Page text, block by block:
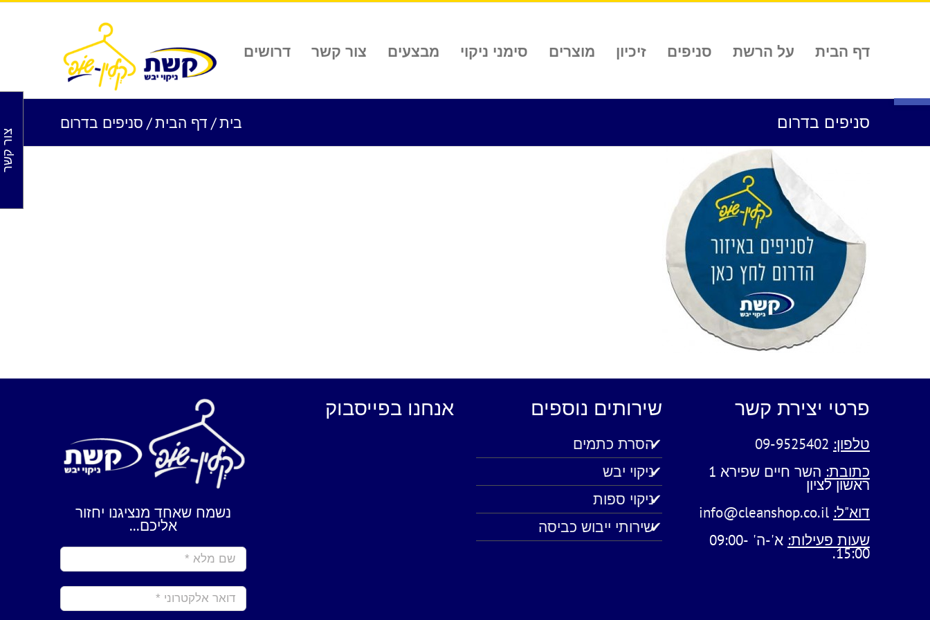
דלג
דף הבית על הרשת סניפים זיכיון מוצרים סימני ניקוי מבצעים צור קשר דרושים
סניפים בדרום בית/ דף הבית/ סניפים בדרום
פרטי יצירת קשר
טלפון: 09-9525402
כתובת:
השר חיים שפירא 1
ראשון לציון
דוא"ל: info@cleanshop.co.il
שעות פעילות:
א'-ה' 09:00-
15:00.
שירותים נוספים
הסרת כתמים
ניקוי יבש
ניקוי ספות
שירותי ייבוש כביסה
אנחנו בפייסבוק
נשמח שאחד מנציגנו יחזור
אליכם...
צור קשר